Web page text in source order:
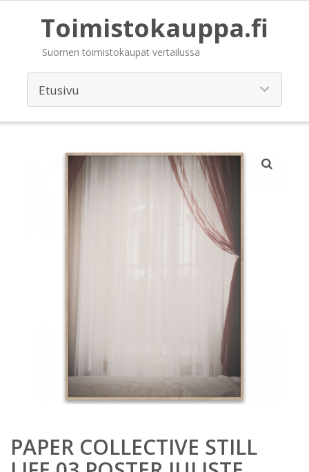
Toimistokauppa.fi
Suomen toimistokaupat vertailussa
PAPER COLLECTIVE STILL